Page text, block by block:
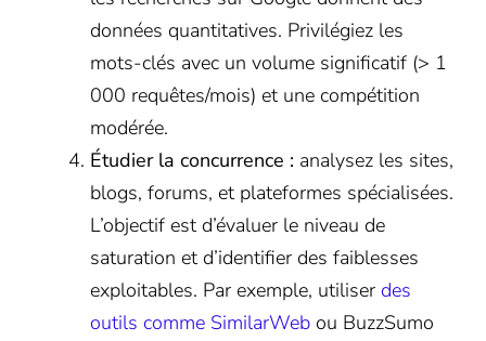
données quantitatives. Privilégiez les
mots-clés avec un volume significatif (> 1
000 requêtes/mois) et une compétition
modérée.
Étudier la concurrence : analysez les sites,
blogs, forums, et plateformes spécialisées.
L’objectif est d’évaluer le niveau de
saturation et d’identifier des faiblesses
exploitables. Par exemple, utiliser des
outils comme SimilarWeb ou BuzzSumo